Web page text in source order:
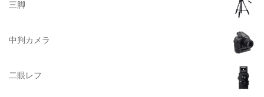
ACQUAPAZZA（アクアパッツァ）
AGFA（アグフア）
三脚
中判カメラ
二眼レフ